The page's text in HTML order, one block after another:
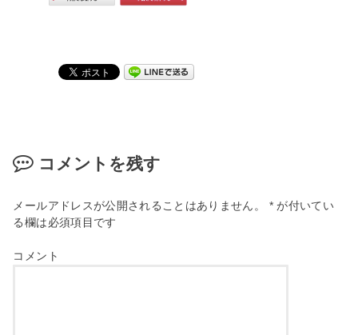
コメントを残す
メールアドレスが公開されることはありません。 *が付いてい
る欄は必須項目です
コメント